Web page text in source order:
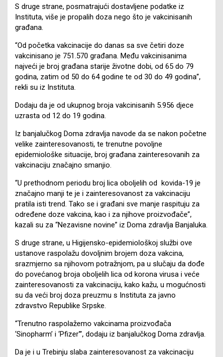
S druge strane, posmatrajući dostavljene podatke iz
Instituta, više je propalih doza nego što je vakcinisanih
građana.
“Od početka vakcinacije do danas sa sve četiri doze
vakcinisano je 751.570 građana. Među vakcinisanima
najveći je broj građana starije životne dobi, od 65 do 79
godina, zatim od 50 do 64 godine te od 30 do 49 godina”,
rekli su iz Instituta.
Dodaju da je od ukupnog broja vakcinisanih 5.956 djece
uzrasta od 12 do 19 godina.
Iz banjalučkog Doma zdravlja navode da se nakon početne
velike zainteresovanosti, te trenutne povoljne
epidemiološke situacije, broj građana zainteresovanih za
vakcinaciju značajno smanjio.
“U prethodnom periodu broj lica oboljelih od kovida-19 je
značajno manji te je i zainteresovanost za vakcinaciju
pratila isti trend. Tako se i građani sve manje raspituju za
određene doze vakcina, kao i za njihove proizvođače”,
kazali su za “Nezavisne novine” iz Doma zdravlja Banjaluka.
S druge strane, u Higijensko-epidemiološkoj službi ove
ustanove raspolažu dovoljnim brojem doza vakcina,
srazmjerno sa njihovom potražnjom, pa u slučaju da dođe
do povećanog broja oboljelih lica od korona virusa i veće
zainteresovanosti za vakcinaciju, kako kažu, u mogućnosti
su da veći broj doza preuzmu s Instituta za javno
zdravstvo Republike Srpske.
“Trenutno raspolažemo vakcinama proizvođača
‘Sinopharm’ i ‘Pfizer'”, dodaju iz banjalučkog Doma zdravlja.
Da je i u Trebinju slaba zainteresovanost za vakcinaciju